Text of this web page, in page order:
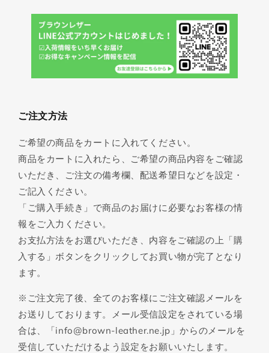
ご注文方法
ご希望の商品をカートに入れてください。
商品をカートに入れたら、ご希望の商品内容をご確認
いただき、ご注文の備考欄、配送希望日などを設定・
ご記入ください。
「ご購入手続き」で商品のお届けに必要なお客様の情
報をご入力ください。
お支払方法をお選びいただき、内容をご確認の上「購
入する」ボタンをクリックしてお買い物が完了となり
ます。
※ご注文完了後、全てのお客様にご注文確認メールを
お送りしております。メール受信設定をされている場
合は、「info@brown-leather.ne.jp」からのメールを
受信していただけるよう設定をお願いいたします。